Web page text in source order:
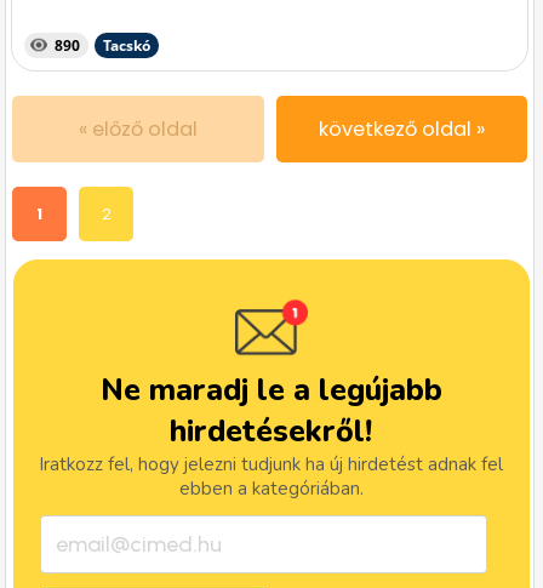
890 Tacskó
« előző oldal következő oldal »
1 2
Ne maradj le a legújabb
hirdetésekről!
Iratkozz fel, hogy jelezni tudjunk ha új hirdetést adnak fel
ebben a kategóriában.